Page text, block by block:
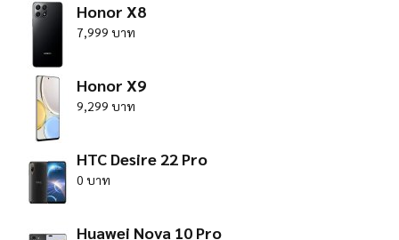
Honor X8
7,999 บาท
Honor X9
9,299 บาท
HTC Desire 22 Pro
0 บาท
Huawei Nova 10 Pro